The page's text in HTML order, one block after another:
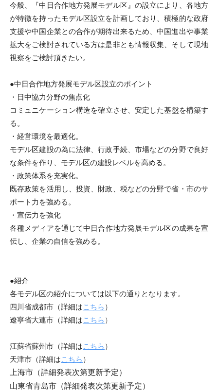
今般、『中日合作地方発展モデル区』の設立により、 各地方
が特徴を持ったモデル区設立を計画しており、積極的な政府
支援や中国企業との合作が期待出来るため、中国進出や事業
拡大をご検討されている方は是非とも情報収集、 そして現地
視察をご検討頂きたい。
●中日合作地方発展モデル区設立のポイント
・日中協力分野の焦点化
コミュニケーション構造を確立させ、安定した基盤を構築す
る。
・経営環境を最適化。
モデル区建設の為に法律、行政手続、 市場などの分野で良好
な条件を作り、 モデル区の建設レベルを高める。
・政策体系を充実化。
既存政策を活用し、投資、財政、税などの分野で省・ 市のサ
ポート力を強める。
・宣伝力を強化
各種メディアを通じて中日合作地方発展モデル区の成果を宣
伝し、 企業の自信を強める。
●紹介
各モデル区の紹介については以下の通りとなります。
四川省成都市（詳細はこちら ）
遼寧省大連市（詳細はこちら ）
江蘇省蘇州市（詳細はこちら ）
天津市（詳細はこちら ）
上海市（詳細発表次第更新予定）
山東省青島市（詳細発表次第更新予定）